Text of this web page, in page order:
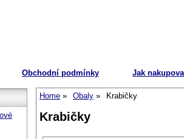
Obchodní podmínky Jak
Home Obaly Krabičky
Krabičky